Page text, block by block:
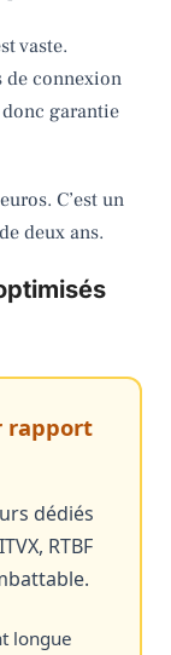
vaste.
de connexion
garantie
C’est un
deux ans.
rapport
dédiés
RTBF
longue